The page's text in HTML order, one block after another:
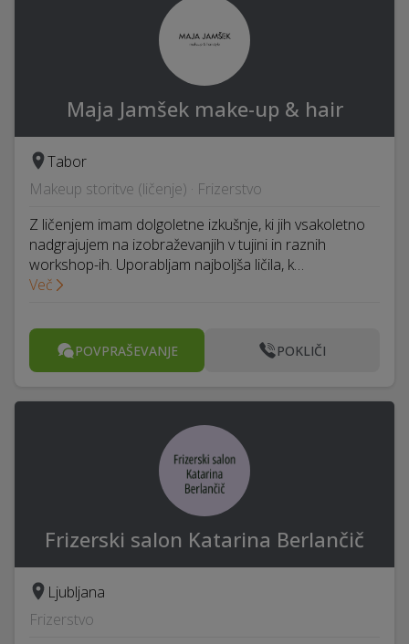
Maja Jamšek make-up & hair
Tabor
Makeup storitve (ličenje) · Frizerstvo
Z ličenjem imam dolgoletne izkušnje, ki jih vsakoletno
nadgrajujem na izobraževanjih v tujini in raznih
workshop-ih. Uporabljam najboljša ličila, k…
Več
POVPRAŠEVANJE POKLIČI
Frizerski salon Katarina Berlančič
Ljubljana
Frizerstvo